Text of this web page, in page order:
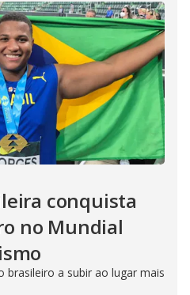
conquista
no Mundial
brasileiro a subir ao lugar mais